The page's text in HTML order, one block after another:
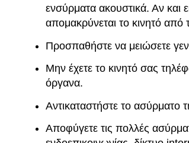
ενσύρματα ακουστικά. Αν και
απομακρύνεται το κινητό
Προσπαθήστε να μειώσετε
Μην έχετε το κινητό σας
όργανα.
Αντικαταστήστε το ασύρματο
Αποφύγετε τις πολλές